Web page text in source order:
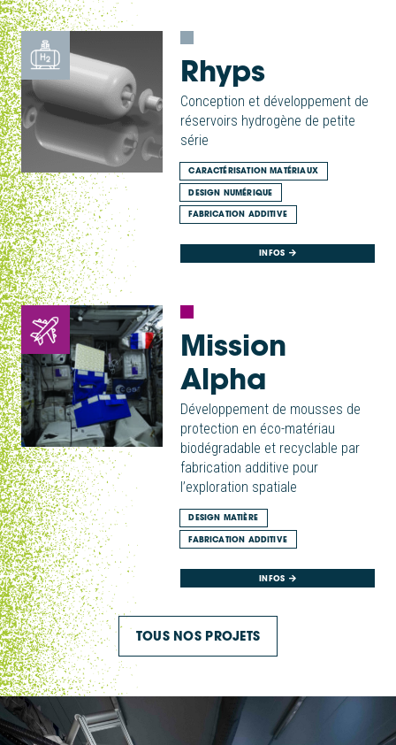
Rhyps
Conception et développement de
réservoirs hydrogène de petite
série
CARACTÉRISATION MATÉRIAUX
DESIGN NUMÉRIQUE
FABRICATION ADDITIVE
INFOS
Mission
Alpha
Développement de mousses de
protection en éco-matériau
biodégradable et recyclable par
fabrication additive pour
l’exploration spatiale
DESIGN MATIÈRE
FABRICATION ADDITIVE
INFOS
TOUS NOS PROJETS